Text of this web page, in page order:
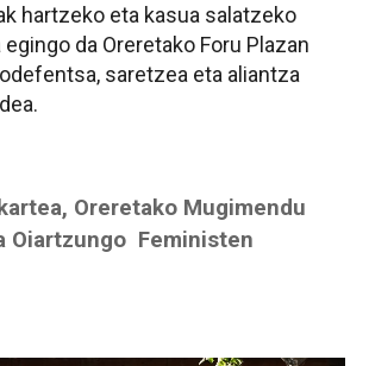
hartzeko eta kasua salatzeko
da Oreretako Foru Plazan
saretzea eta aliantza
Oreretako Mugimendu
Oiartzungo Feministen